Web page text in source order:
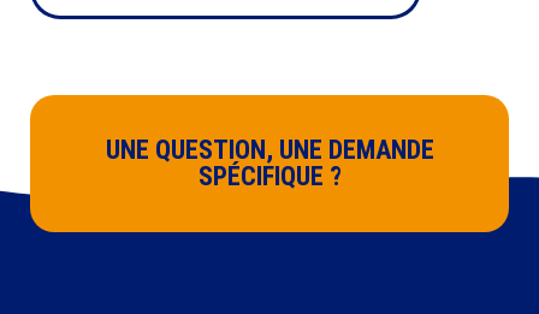
UNE QUESTION, UNE DEMANDE
SPÉCIFIQUE ?